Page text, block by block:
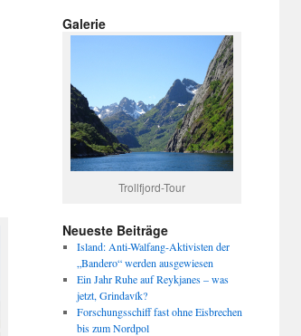
Galerie
Trollfjord-Tour
Neueste Beiträge
Island: Anti-Walfang-Aktivisten der
„Bandero“ werden ausgewiesen
Ein Jahr Ruhe auf Reykjanes – was
jetzt, Grindavík?
Forschungsschiff fast ohne Eisbrechen
bis zum Nordpol